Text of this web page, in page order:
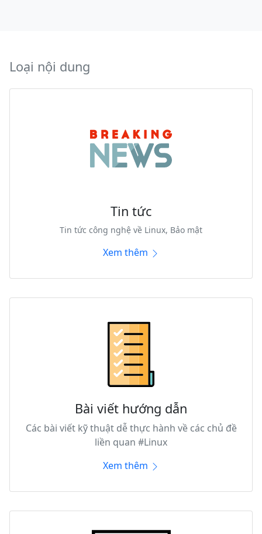
Loại nội dung
Tin tức
Tin tức công nghệ về Linux, Bảo mật
Xem thêm
Bài viết hướng dẫn
Các bài viết kỹ thuật dễ thực hành về các chủ đề
liền quan #Linux
Xem thêm